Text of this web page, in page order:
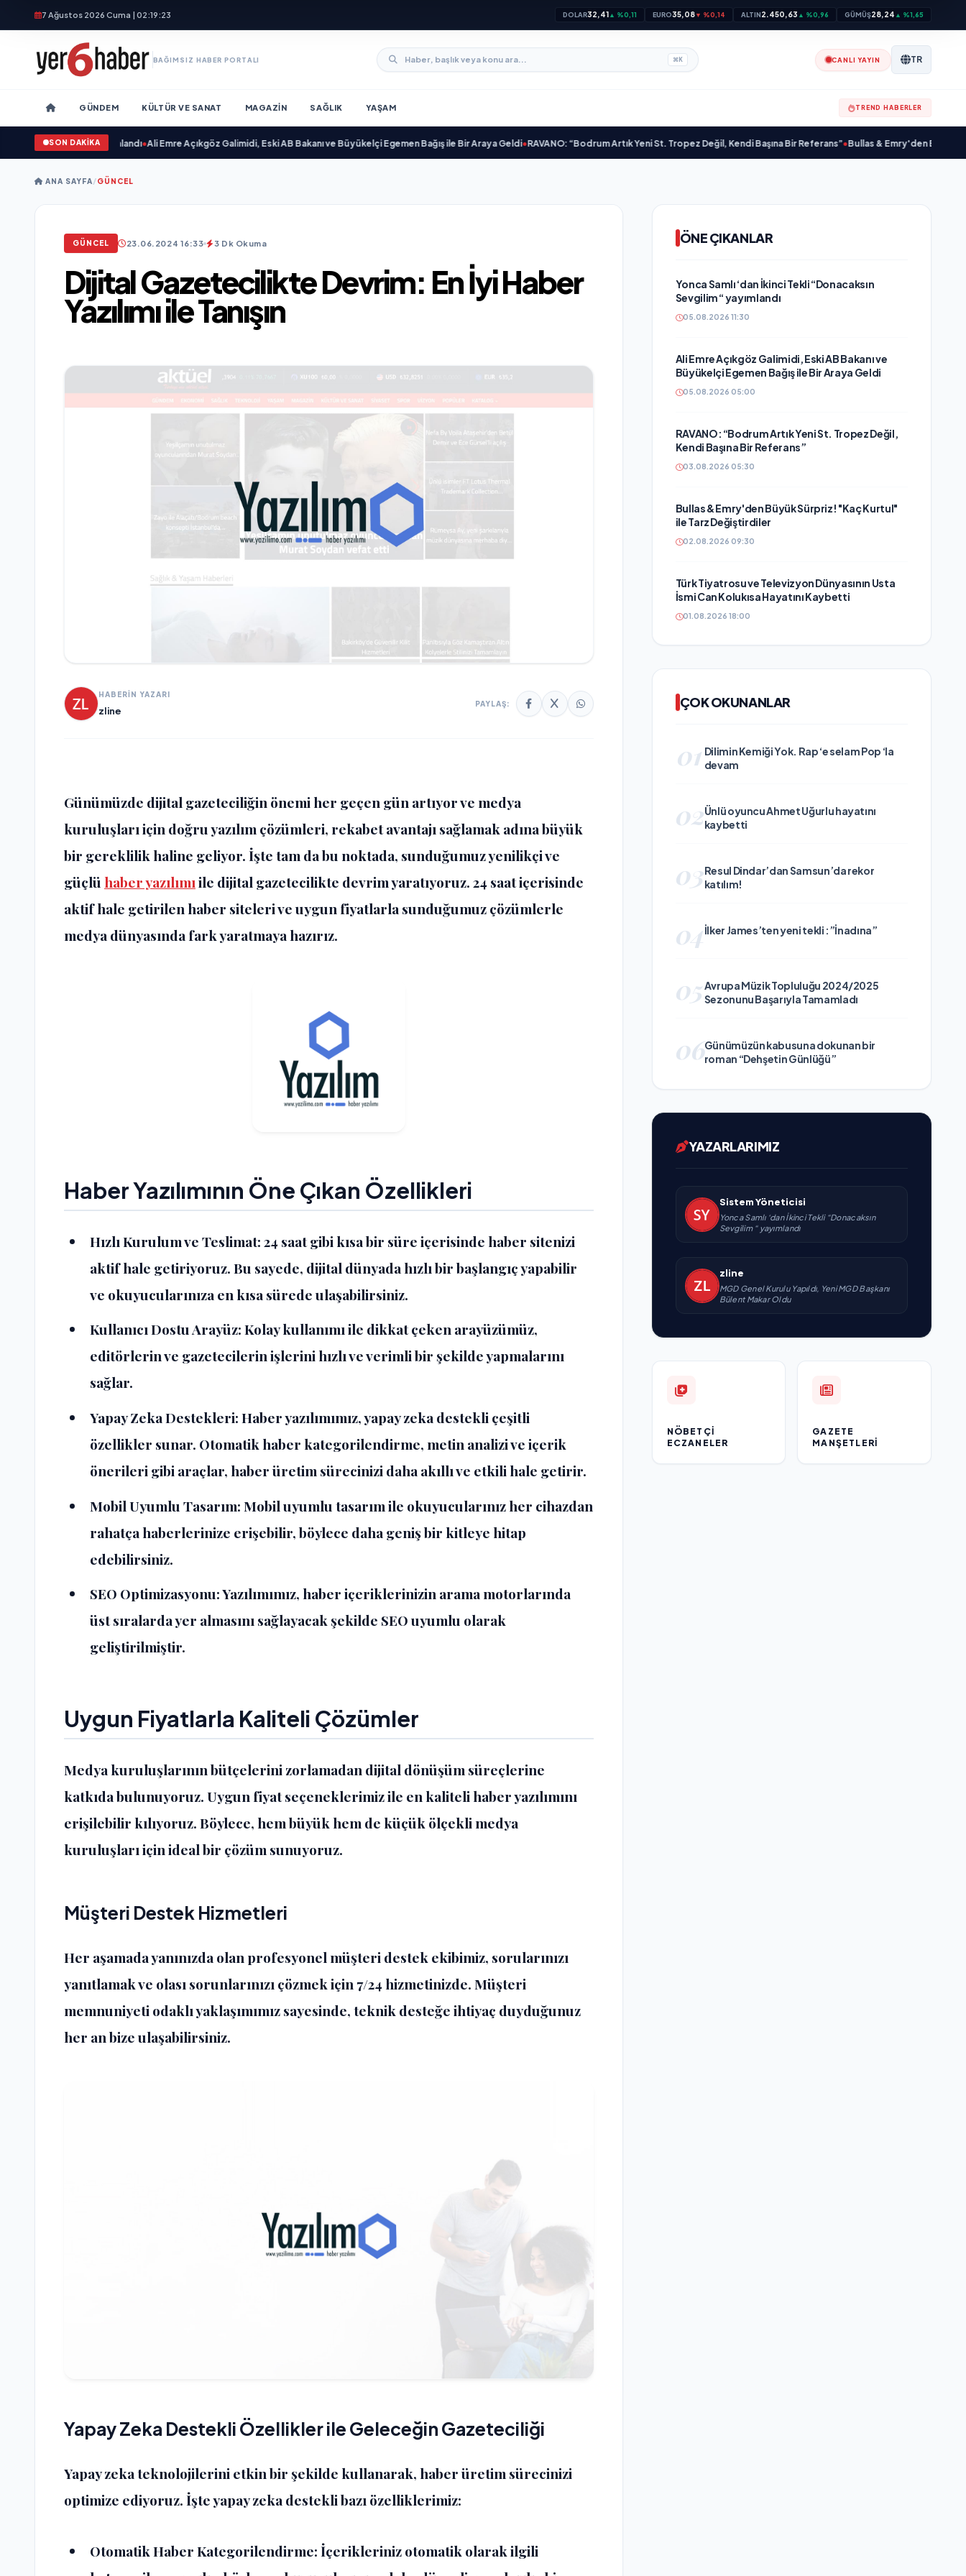
7 Ağustos 2026 Cuma | 02:19:24 DOLAR32,41▲ %0,11 EURO35,08▼ %0,14 ALTIN2.450,63 ▲ %0,96 GÜMÜŞ28,24 ▲ %1,65
BAĞIMSIZ HABER PORTALI ⌘K CANLI YAYIN TR
GÜNDEM KÜLTÜR VE SANAT MAGAZIN SAĞLIK YAŞAM TREND HABERLER
SON DAKİKA
Sevgilim “ yayımlandı • Ali Emre Açıkgöz Galimidi, Eski AB Bakanı ve Büyükelçi Egemen Bağış ile Bir Araya Geldi•RAVANO: “Bodrum Artık Yeni St. Tropez Değil, Kendi Başına Bir Referans”•Bullas & Emry'den Büyük
ANA SAYFA/GÜNCEL
GÜNCEL 23.06.2024 16:33 3 Dk Okuma
Dijital Gazetecilikte Devrim: En İyi Haber
Yazılımı ile Tanışın
HABERİN YAZARI
zline
PAYLAŞ:
Günümüzde dijital gazeteciliğin önemi her geçen gün artıyor ve medya
kuruluşları için doğru yazılım çözümleri, rekabet avantajı sağlamak adına büyük
bir gereklilik haline geliyor. İşte tam da bu noktada, sunduğumuz yenilikçi ve
güçlü haber yazılımıile dijital gazetecilikte devrim yaratıyoruz. 24 saat içerisinde
aktif hale getirilen haber siteleri ve uygun fiyatlarla sunduğumuz çözümlerle
medya dünyasında fark yaratmaya hazırız.
Haber Yazılımının Öne Çıkan Özellikleri
Hızlı Kurulum ve Teslimat: 24 saat gibi kısa bir süre içerisinde haber sitenizi
aktif hale getiriyoruz. Bu sayede, dijital dünyada hızlı bir başlangıç yapabilir
ve okuyucularınıza en kısa sürede ulaşabilirsiniz.
Kullanıcı Dostu Arayüz: Kolay kullanımı ile dikkat çeken arayüzümüz,
editörlerin ve gazetecilerin işlerini hızlı ve verimli bir şekilde yapmalarını
sağlar.
Yapay Zeka Destekleri: Haber yazılımımız, yapay zeka destekli çeşitli
özellikler sunar. Otomatik haber kategorilendirme, metin analizi ve içerik
önerileri gibi araçlar, haber üretim sürecinizi daha akıllı ve etkili hale getirir.
Mobil Uyumlu Tasarım: Mobil uyumlu tasarım ile okuyucularınız her cihazdan
rahatça haberlerinize erişebilir, böylece daha geniş bir kitleye hitap
edebilirsiniz.
SEO Optimizasyonu: Yazılımımız, haber içeriklerinizin arama motorlarında
üst sıralarda yer almasını sağlayacak şekilde SEO uyumlu olarak
geliştirilmiştir.
Uygun Fiyatlarla Kaliteli Çözümler
Medya kuruluşlarının bütçelerini zorlamadan dijital dönüşüm süreçlerine
katkıda bulunuyoruz. Uygun fiyat seçeneklerimiz ile en kaliteli haber yazılımını
erişilebilir kılıyoruz. Böylece, hem büyük hem de küçük ölçekli medya
kuruluşları için ideal bir çözüm sunuyoruz.
Müşteri Destek Hizmetleri
Her aşamada yanınızda olan profesyonel müşteri destek ekibimiz, sorularınızı
yanıtlamak ve olası sorunlarınızı çözmek için 7/24 hizmetinizde. Müşteri
memnuniyeti odaklı yaklaşımımız sayesinde, teknik desteğe ihtiyaç duyduğunuz
her an bize ulaşabilirsiniz.
Yapay Zeka Destekli Özellikler ile Geleceğin Gazeteciliği
Yapay zeka teknolojilerini etkin bir şekilde kullanarak, haber üretim sürecinizi
optimize ediyoruz. İşte yapay zeka destekli bazı özelliklerimiz:
Otomatik Haber Kategorilendirme: İçerikleriniz otomatik olarak ilgili
ÖNE ÇIKANLAR
Yonca Samlı ‘dan İkinci Tekli “Donacaksın
Sevgilim “ yayımlandı
05.08.2026 11:30
Ali Emre Açıkgöz Galimidi, Eski AB Bakanı ve
Büyükelçi Egemen Bağış ile Bir Araya Geldi
05.08.2026 05:00
RAVANO: “Bodrum Artık Yeni St. Tropez Değil,
Kendi Başına Bir Referans”
03.08.2026 05:30
Bullas & Emry'den Büyük Sürpriz! "Kaç Kurtul"
ile Tarz Değiştirdiler
02.08.2026 09:30
Türk Tiyatrosu ve Televizyon Dünyasının Usta
İsmi Can Kolukısa Hayatını Kaybetti
01.08.2026 18:00
ÇOK OKUNANLAR
01 Dilimin Kemiği Yok. Rap ‘e selam Pop ‘la
devam
02Ünlü oyuncu Ahmet Uğurlu hayatını
kaybetti
03Resul Dindar’dan Samsun’da rekor
katılım!
04İlker James’ten yeni tekli :”İnadına”
05Avrupa Müzik Topluluğu 2024/2025
Sezonunu Başarıyla Tamamladı
06Günümüzün kabusuna dokunan bir
roman “Dehşetin Günlüğü”
YAZARLARIMIZ
Sistem Yöneticisi
Yonca Samlı ‘dan İkinci Tekli “Donacaksın
Sevgilim “ yayımlandı
zline
MGD Genel Kurulu Yapıldı, Yeni MGD Başkanı
Bülent Makar Oldu
NÖBETÇI
ECZANELER
GAZETE
MANŞETLERI